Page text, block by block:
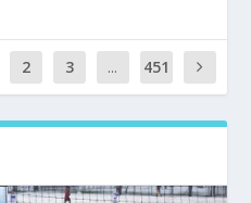
2 3 ...
451
0